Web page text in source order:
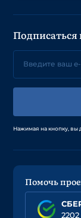
Подписаться
Нажимая на кнопку, вы
Помочь